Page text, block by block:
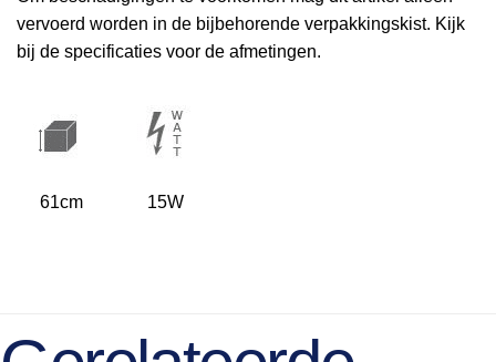
vervoerd worden in de bijbehorende verpakkingskist. Kijk
bij de specificaties voor de afmetingen.
61cm 15W